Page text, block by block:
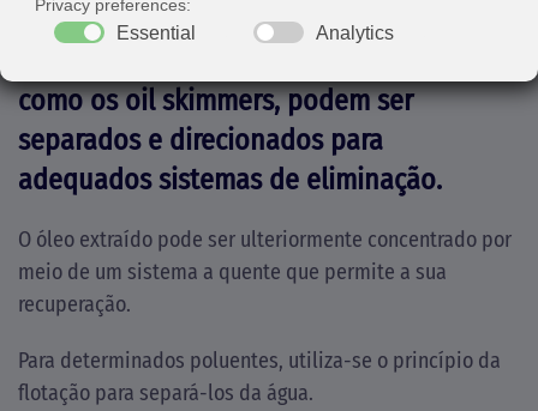
da água da qual, com o uso de lâminas
como os oil skimmers, podem ser
separados e direcionados para
adequados sistemas de eliminação.
O óleo extraído pode ser ulteriormente concentrado por
meio de um sistema a quente que permite a sua
recuperação.
Para determinados poluentes, utiliza-se o princípio da
flotação para separá-los da água.